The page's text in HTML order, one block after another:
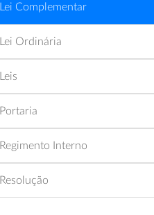
Lei Complementar
Lei Ordinária
Leis
Portaria
Regimento Interno
Resolução